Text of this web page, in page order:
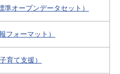
オープンデータセット）
フォーマット）
育て支援）